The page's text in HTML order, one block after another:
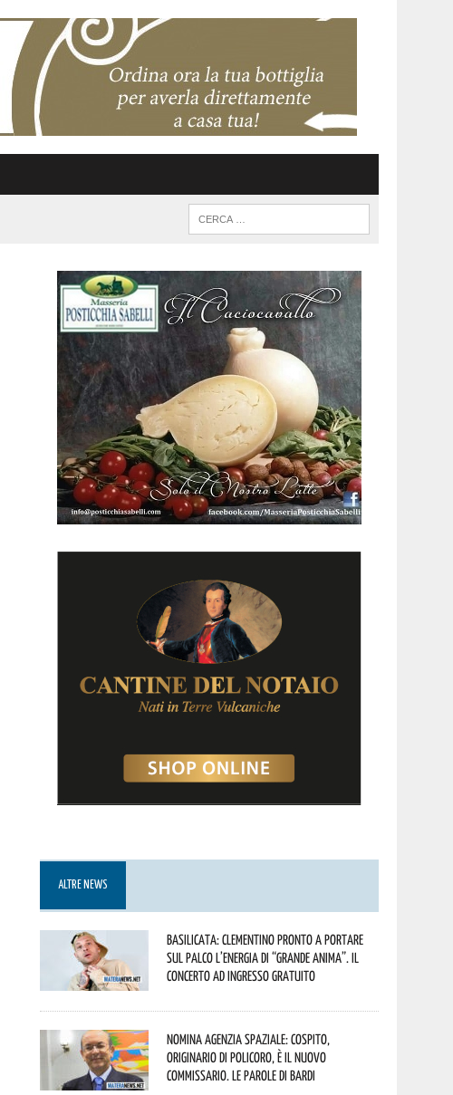
ALTRE NEWS
Basilicata: Clementino pronto a portare
sul palco l’energia di “Grande Anima”. Il
concerto ad ingresso gratuito
Nomina Agenzia Spaziale: Cospito,
originario di Policoro, è il nuovo
commissario. Le parole di Bardi